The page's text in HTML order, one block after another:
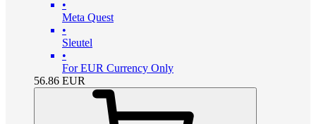
•
Meta Quest
•
Sleutel
•
For EUR Currency Only
56.86 EUR